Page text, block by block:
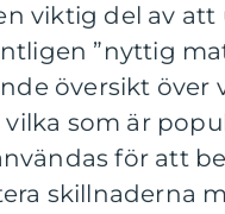
viktig del av att
”nyttig
översikt över
som är
för att
skillnaderna